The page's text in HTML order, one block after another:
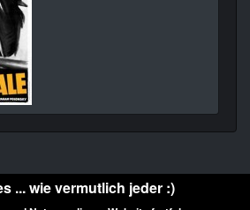
... wie vermutlich jeder :)